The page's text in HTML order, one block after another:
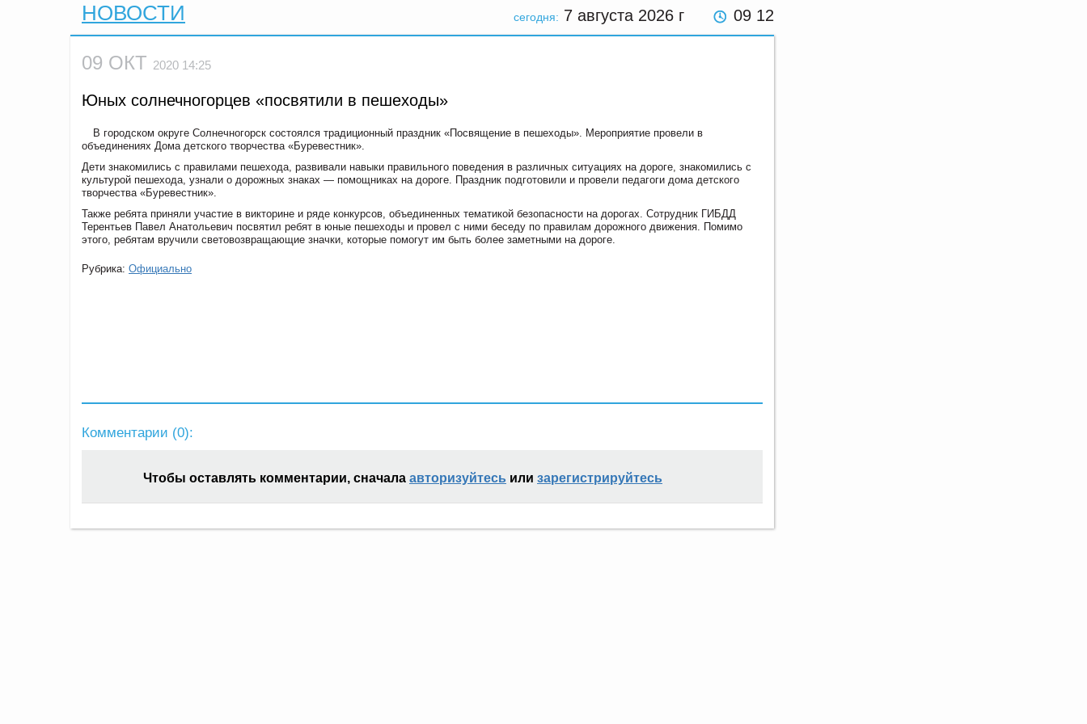
сегодня: 7 августа 2026 г 09 12
НОВОСТИ
09 ОКТ 2020 14:25
Юных солнечногорцев «посвятили в пешеходы»
В городском округе Солнечногорск состоялся традиционный праздник «Посвящение в пешеходы». Мероприятие провели в
объединениях Дома детского творчества «Буревестник».
Дети знакомились с правилами пешехода, развивали навыки правильного поведения в различных ситуациях на дороге, знакомились с
культурой пешехода, узнали о дорожных знаках — помощниках на дороге. Праздник подготовили и провели педагоги дома детского
творчества «Буревестник».
Также ребята приняли участие в викторине и ряде конкурсов, объединенных тематикой безопасности на дорогах. Сотрудник ГИБДД
Терентьев Павел Анатольевич посвятил ребят в юные пешеходы и провел с ними беседу по правилам дорожного движения. Помимо
этого, ребятам вручили световозвращающие значки, которые помогут им быть более заметными на дороге.
Рубрика: Официально
Комментарии (0):
Чтобы оставлять комментарии, сначала авторизуйтесь или зарегистрируйтесь